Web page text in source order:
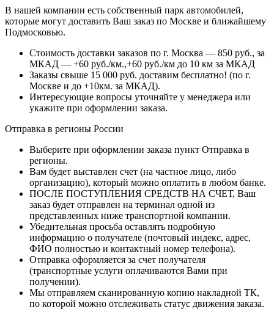
В нашей компании есть собственный парк автомобилей,
которые могут доставить Ваш заказ по Москве и ближайшему
Подмосковью.
Стоимость доставки заказов по г. Москва — 850 руб., за
МКАД — +60 руб./км.,+60 руб./км до 10 км за МКАД
Заказы свыше 15 000 руб. доставим бесплатно! (по г.
Москве и до +10км. за МКАД).
Интересующие вопросы уточняйте у менеджера или
укажите при оформлении заказа.
Отправка в регионы России
Выберите при оформлении заказа пункт Отправка в
регионы.
Вам будет выставлен счет (на частное лицо, либо
организацию), который можно оплатить в любом банке.
ПОСЛЕ ПОСТУПЛЕНИЯ СРЕДСТВ НА СЧЕТ, Ваш
заказ будет отправлен на терминал одной из
представленных ниже транспортной компании.
Убедительная просьба оставлять подробную
информацию о получателе (почтовый индекс, адрес,
ФИО полностью и контактный номер телефона).
Отправка оформляется за счет получателя
(транспортные услуги оплачиваются Вами при
получении).
Мы отправляем сканированную копию накладной ТК,
по которой можно отслеживать статус движения заказа.